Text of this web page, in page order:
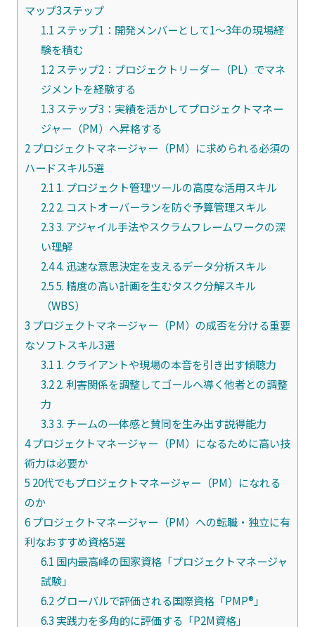
マップ3ステップ
1.1 ステップ1：開発メンバーとして1～3年の現場経
験を積む
1.2ステップ2：プロジェクトリーダー（PL）でマネ
ジメントを経験する
1.3 ステップ3：実績を活かしてプロジェクトマネー
ジャー（PM）へ昇格する
2プロジェクトマネージャー（PM）に求められる必須の
ハードスキル5選
2.1 1. プロジェクト管理ツールの高度な活用スキル
2.22. コストオーバーランを防ぐ予算管理スキル
2.33. アジャイル手法やスクラムフレームワークの深
い理解
2.44. 迅速な意思決定を支えるデータ分析スキル
2.55. 精度の高い計画を生むタスク分解スキル
（WBS）
3 プロジェクトマネージャー（PM）の成否を分ける重要
なソフトスキル3選
3.1 1. クライアントや現場の本音を引き出す傾聴力
3.22. 利害関係を調整してゴールへ導く他者との調整
力
3.33. チームの一体感と賛同を生み出す説得能力
4プロジェクトマネージャー（PM）になるために高い技
術力は必要か
5 20代でもプロジェクトマネージャー（PM）になれる
のか
6プロジェクトマネージャー（PM）への転職・独立に有
利なおすすめ資格5選
6.1 国内最高峰の国家資格「プロジェクトマネージャ
試験」
6.2グローバルで評価される国際資格「PMP®」
6.3 実践力を多角的に評価する「P2M資格」